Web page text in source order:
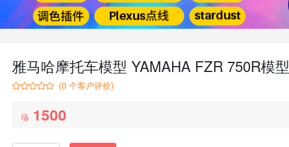
雅马哈摩托车模型 YAMAHA FZR 750R模型
(0 个客户评价)
1500